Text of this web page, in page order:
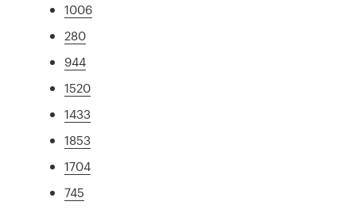
1006
280
944
1520
1433
1853
1704
745